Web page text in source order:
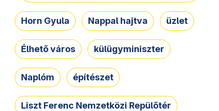
Horn Gyula Nappal hajtva üzlet
Élhető város külügyminiszter
Naplóm építészet
Liszt Ferenc Nemzetközi Repülőtér